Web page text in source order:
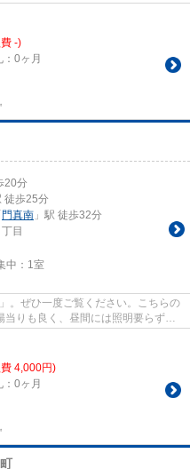
-)
0ヶ月
20分
徒歩25分
門真南 」駅 徒歩32分
丁目
中： 1室
。ぜひ一度ご覧ください。こちらの
りも良く、昼間には照明要らずで
4,000円)
0ヶ月